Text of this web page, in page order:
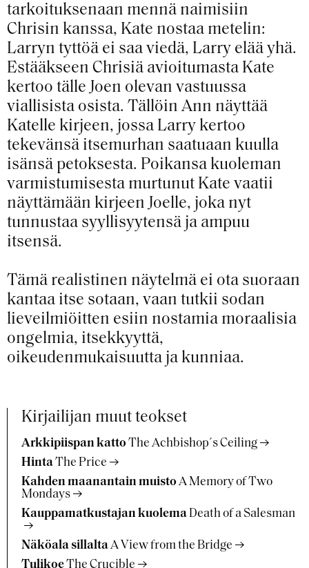
tarkoituksenaan mennä naimisiin
Chrisin kanssa, Kate nostaa metelin:
Larryn tyttöä ei saa viedä, Larry elää yhä.
Estääkseen Chrisiä avioitumasta Kate
kertoo tälle Joen olevan vastuussa
viallisista osista. Tällöin Ann näyttää
Katelle kirjeen, jossa Larry kertoo
tekevänsä itsemurhan saatuaan kuulla
isänsä petoksesta. Poikansa kuoleman
varmistumisesta murtunut Kate vaatii
näyttämään kirjeen Joelle, joka nyt
tunnustaa syyllisyytensä ja ampuu
itsensä.
Tämä realistinen näytelmä ei ota suoraan
kantaa itse sotaan, vaan tutkii sodan
lieveilmiöitten esiin nostamia moraalisia
ongelmia, itsekkyyttä,
oikeudenmukaisuutta ja kunniaa.
Kirjailijan muut teokset
Arkkipiispan kattoThe Achbishop´s Ceiling
HintaThe Price
Kahden maanantain muistoA Memory of Two
Mondays
Kauppamatkustajan kuolema Death of a Salesman
Näköala sillaltaA View from the Bridge
TulikoeThe Crucible